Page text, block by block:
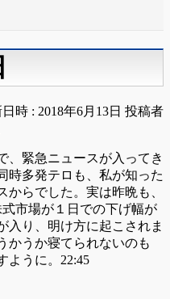
時 : 2018年6月13日 投稿者
、緊急ニュースが入ってき
時多発テロも、私が知った
らでした。実は昨晩も、
市場が１日での下げ幅が
入り、明け方に起こされま
かうか寝てられないのも
ように。22:45